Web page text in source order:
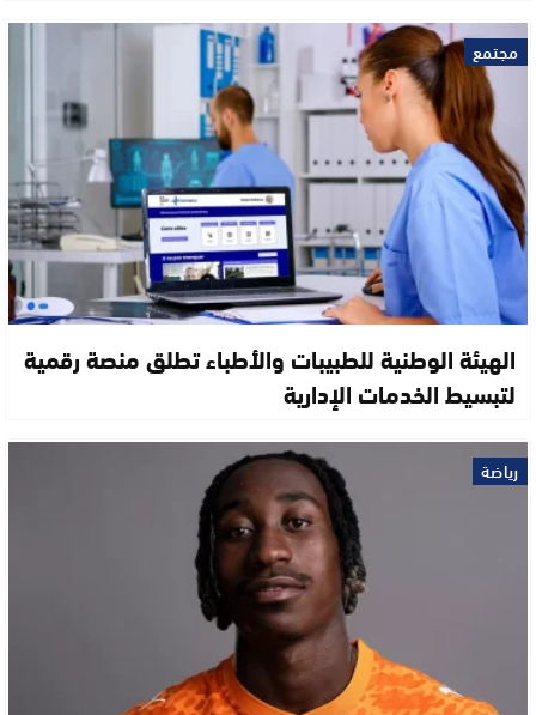
مجتمع
الهيئة الوطنية للطبيبات والأطباء تطلق منصة رقمية
لتبسيط الخدمات الإدارية
رياضة